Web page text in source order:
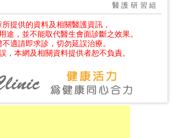
醫護研習組
提供的資料及相關醫護資訊，
途，並不能取代醫生會面診斷之效果。
適請即求診，切勿延誤治療。
，本網及相關資料提供者恕不負責。